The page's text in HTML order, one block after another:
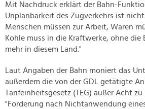
Mit Nachdruck erklärt der Bahn-
Unplanbarkeit des Zugverkehrs ist
Menschen müssen zur Arbeit, Waren
Kohle muss in die Kraftwerke, ohne die
mehr in diesem Land."
Laut Angaben der Bahn moniert das
außerdem die von der GDL getätigte
Tarifeinheitsgesetz (TEG) außer Acht zu
"Forderung nach Nichtanwendung